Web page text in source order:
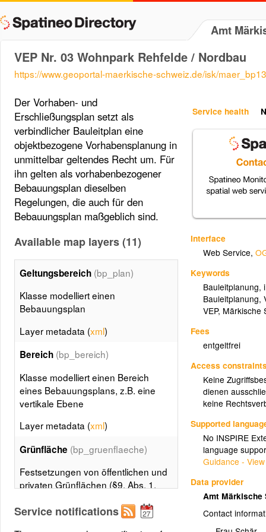
Amt
VEP Nr. 03 Wohnpark Rehfelde / Nordbau
https://www.geoportal-maerkische-schweiz.de/isk/maer_bp13
Service health
Interface
Web Service,
Keywords
Bauleitplanung,
Bauleitplanung,
VEP, Märkische
Fees
entgeltfrei
Access
Keine
dienen
keine
Supported
No INSPIRE
language
Guidance -
Data provider
Amt
Contact
Der Vorhaben- und
Erschließungsplan setzt als
verbindlicher Bauleitplan eine
objektbezogene Vorhabensplanung in
unmittelbar geltendes Recht um. Für
ihn gelten als vorhabenbezogener
Bebauungsplan dieselben
Regelungen, die auch für den
Bebauungsplan maßgeblich sind.
Available map layers (11)
Geltungsbereich (bp_plan)
Klasse modelliert einen
Bebauungsplan
Layer metadata (xml)
Bereich (bp_bereich)
Klasse modelliert einen Bereich
eines Bebauungsplans, z.B. eine
vertikale Ebene
Layer metadata (xml)
Grünfläche (bp_gruenflaeche)
Festsetzungen von öffentlichen und
privaten Grünflächen (§9, Abs. 1,
die Kleintierhaltung (§9, Abs. 1, Nr.
Service notifications